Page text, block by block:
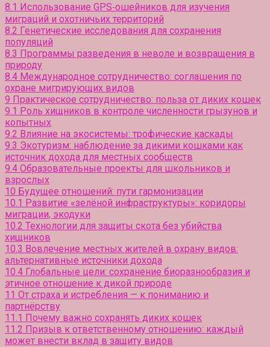
8.1 Использование GPS‑ошейников для изучения
миграций и охотничьих территорий
8.2 Генетические исследования для сохранения
популяций
8.3 Программы разведения в неволе и возвращения в
природу
8.4 Международное сотрудничество: соглашения по
охране мигрирующих видов
9 Практическое сотрудничество: польза от диких кошек
9.1 Роль хищников в контроле численности грызунов и
копытных
9.2 Влияние на экосистемы: трофические каскады
9.3 Экотуризм: наблюдение за дикими кошками как
источник дохода для местных сообществ
9.4 Образовательные проекты для школьников и
взрослых
10 Будущее отношений: пути гармонизации
10.1 Развитие «зелёной инфраструктуры»: коридоры
миграции, экодуки
10.2 Технологии для защиты скота без убийства
хищников
10.3 Вовлечение местных жителей в охрану видов:
альтернативные источники дохода
10.4 Глобальные цели: сохранение биоразнообразия и
этичное отношение к дикой природе
11 От страха и истребления — к пониманию и
партнёрству
11.1 Почему важно сохранять диких кошек
11.2 Призыв к ответственному отношению: каждый
может внести вклад в защиту видов